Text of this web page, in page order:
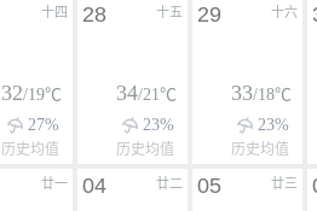
十四
32/19℃
27%
历史均值
十五
28
34/21℃
23%
历史均值
十六
29
33/18℃
23%
历史均值
廿一 廿二
04 廿三
05